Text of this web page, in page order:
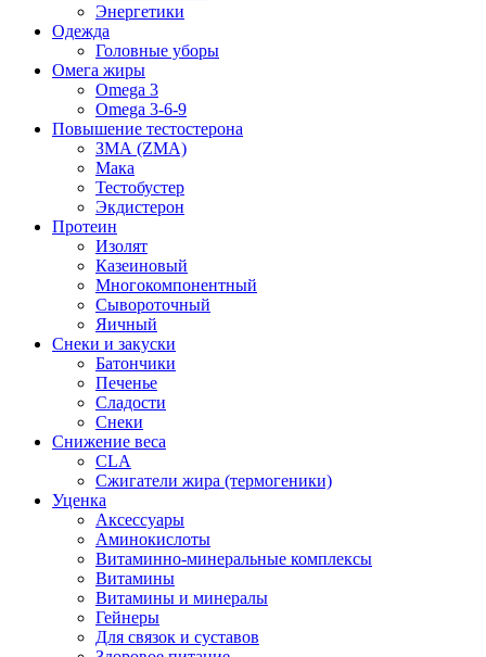
Энергетики
Одежда
Головные уборы
Омега жиры
Omega 3
Omega 3-6-9
Повышение тестостерона
ЗМА (ZMA)
Мака
Тестобустер
Экдистерон
Протеин
Изолят
Казеиновый
Многокомпонентный
Сывороточный
Яичный
Снеки и закуски
Батончики
Печенье
Сладости
Снеки
Снижение веса
CLA
Сжигатели жира (термогеники)
Уценка
Аксессуары
Аминокислоты
Витаминно-минеральные комплексы
Витамины
Витамины и минералы
Гейнеры
Для связок и суставов